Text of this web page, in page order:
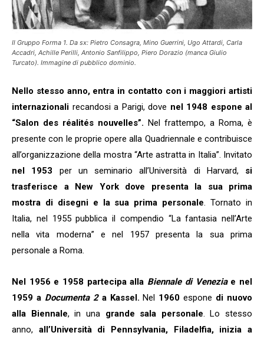
Il Gruppo Forma 1. Da sx: Pietro Consagra, Mino Guerrini, Ugo Attardi, Carla
Accadri, Achille Perilli, Antonio Sanfilippo, Piero Dorazio (manca Giulio
Turcato). Immagine di pubblico dominio.
Nello stesso anno, entra in contatto con i maggiori artisti
internazionali recandosi a Parigi, dove nel 1948 espone al
“Salon des réalités nouvelles”. Nel frattempo, a Roma, è
presente con le proprie opere alla Quadriennale e contribuisce
all’organizzazione della mostra “Arte astratta in Italia”. Invitato
nel 1953 per un seminario all’Università di Harvard, si
trasferisce a New York dove presenta la sua prima
mostra di disegni e la sua prima personale. Tornato in
Italia, nel 1955 pubblica il compendio “La fantasia nell’Arte
nella vita moderna” e nel 1957 presenta la sua prima
personale a Roma.
Nel 1956 e 1958 partecipa alla Biennale di Veneziae nel
1959 a Documenta 2a Kassel. Nel 1960 espone di nuovo
alla Biennale, in una grande sala personale. Lo stesso
anno, all’Università di Pennsylvania, Filadelfia, inizia a